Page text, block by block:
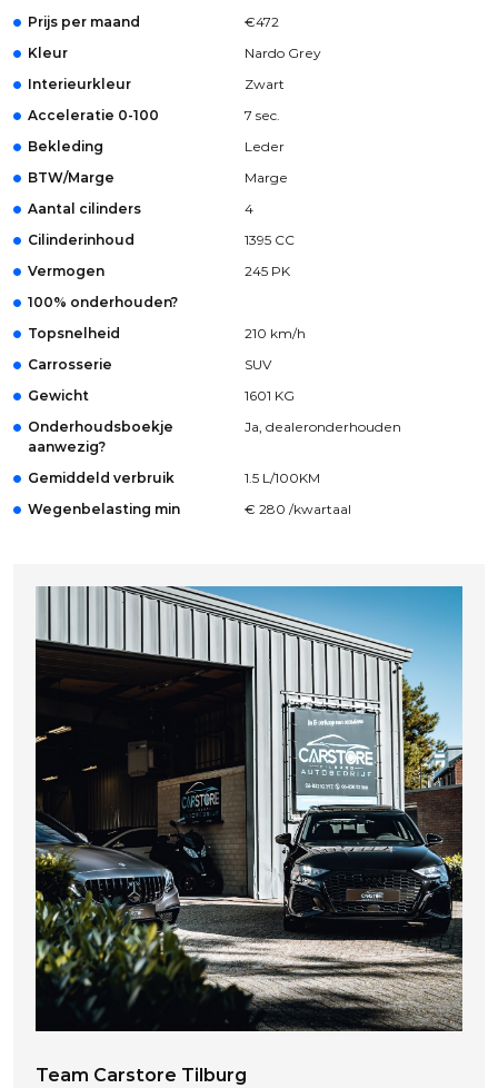
Prijs per maand
€472
Kleur
Nardo Grey
Interieurkleur
Zwart
Acceleratie 0-100
7 sec.
Bekleding
Leder
BTW/Marge
Marge
Aantal cilinders
4
Cilinderinhoud
1395 CC
Vermogen
245 PK
100% onderhouden?
Topsnelheid
210 km/h
Carrosserie
SUV
Gewicht
1601 KG
Onderhoudsboekje
aanwezig?
Ja, dealeronderhouden
Gemiddeld verbruik
1.5 L/100KM
Wegenbelasting min
€ 280 /kwartaal
Team Carstore Tilburg